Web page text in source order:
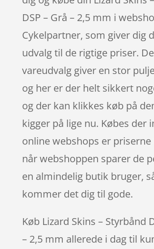
DSP – Grå – 2,5 mm i
Cykelpartner, som giver dig
udvalg til de rigtige priser.
vareudvalg giver en stor
og her er der helt sikkert
og der kan klikkes køb på
kigger på lige nu. Købes der
online webshops er priserne
når webshoppen sparer de
en almindelig butik bruger,
kommer det dig til gode.
Køb Lizard Skins – Styrbånd
– 2,5 mm allerede i dag til